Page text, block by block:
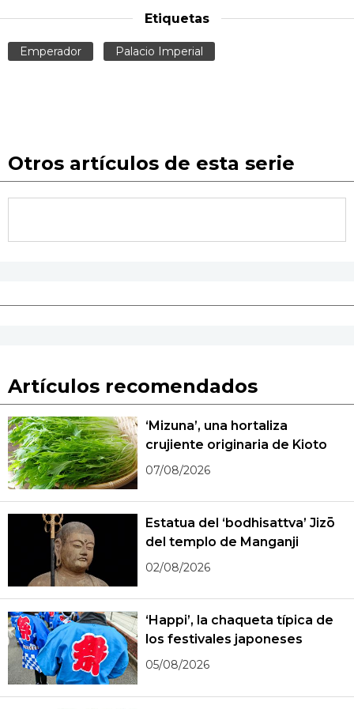
Etiquetas
Emperador Palacio Imperial
Otros artículos de esta serie
Artículos recomendados
‘Mizuna’, una hortaliza
crujiente originaria de Kioto
07/08/2026
Estatua del ‘bodhisattva’ Jizō
del templo de Manganji
02/08/2026
‘Happi’, la chaqueta típica de
los festivales japoneses
05/08/2026